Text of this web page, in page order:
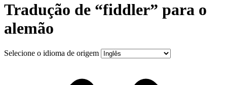
Tradução de “fiddler” para o
alemão
Selecione o idioma de origem